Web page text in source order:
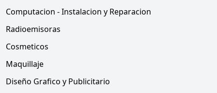
Computacion - Instalacion y Reparacion
Radioemisoras
Cosmeticos
Maquillaje
Diseño Grafico y Publicitario